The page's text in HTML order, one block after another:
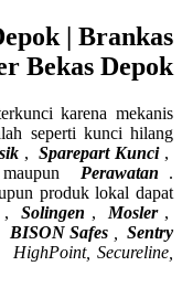
| Brankas
Bekas Depok
karena mekanis
seperti kunci hilang
,Sparepart Kunci,
Perawatan .
produk lokal dapat
,Solingen , Mosler,
BISON Safes
Sentry
HighPoint, Secureline,